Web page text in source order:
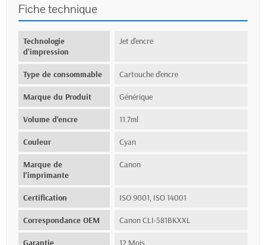
Fiche technique
Technologie
d'impression
Jet d'encre
Type de consommable Cartouche d'encre
Marque du Produit Générique
Volume d'encre 11.7ml
Couleur Cyan
Marque de
l'imprimante
Canon
Certification ISO 9001, ISO 14001
Correspondance OEM Canon CLI-581BKXXL
Garantie 12 Mois